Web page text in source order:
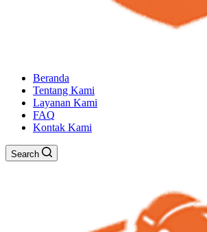
Beranda
Tentang Kami
Layanan Kami
FAQ
Kontak Kami
Search